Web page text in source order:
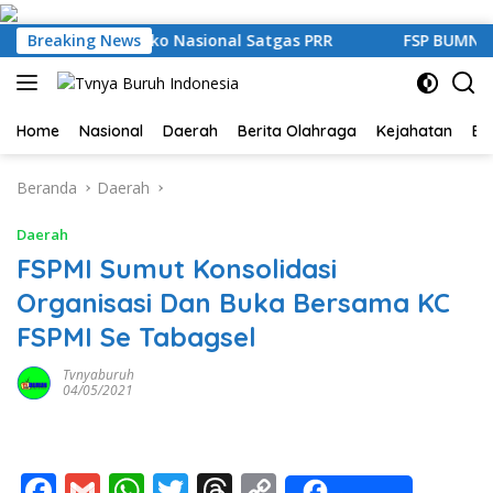
Langsung
ke
konten
Breaking News
Kaposko Nasional Satgas PRR FSP BUMN
Home Nasional Daerah Berita Olahraga Kejahatan
Beranda Daerah
Daerah
FSPMI Sumut Konsolidasi
Organisasi Dan Buka Bersama KC
FSPMI Se Tabagsel
Tvnyaburuh
04/05/2021